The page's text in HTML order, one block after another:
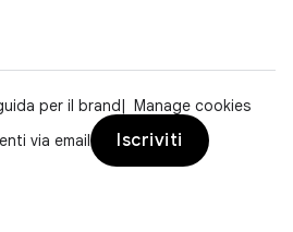
per il brand
Manage cookies
via email
Iscriviti